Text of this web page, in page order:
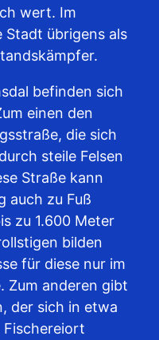
wert. Im
Stadt übrigens als
befinden sich
einen den
die sich
steile Felsen
Straße kann
auch zu Fuß
zu 1.600 Meter
bilden
für diese nur im
Zum anderen gibt
der sich in etwa
Fischereiort